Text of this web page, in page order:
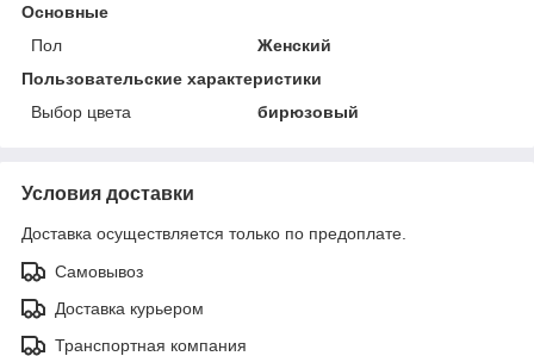
Основные
Пол
Женский
Пользовательские характеристики
Выбор цвета
бирюзовый
Условия доставки
Доставка осуществляется только по предоплате.
Самовывоз
Доставка курьером
Транспортная компания